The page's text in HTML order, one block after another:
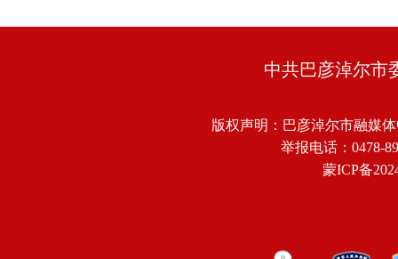
中共巴彦淖尔市
版权声明：巴彦淖尔市融媒
举报电话：0478-
蒙ICP备